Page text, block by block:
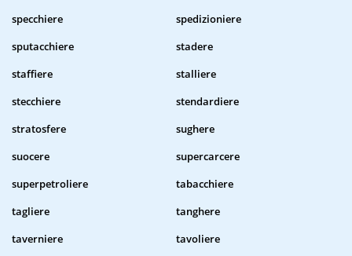
specchiere
spedizioniere
sputacchiere
stadere
staffiere
stalliere
stecchiere
stendardiere
stratosfere
sughere
suocere
supercarcere
superpetroliere
tabacchiere
tagliere
tanghere
taverniere
tavoliere